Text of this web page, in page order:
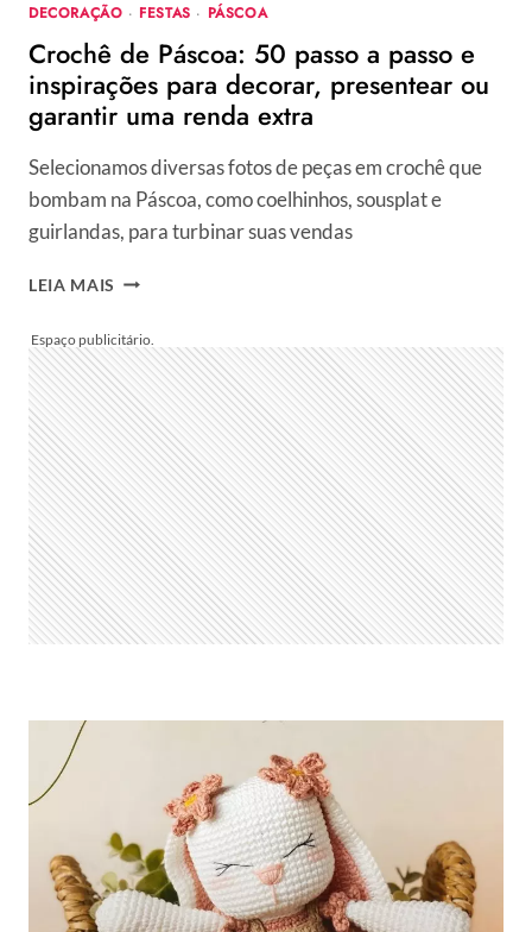
DECORAÇÃO · FESTAS · PÁSCOA
Crochê de Páscoa: 50 passo a passo e
inspirações para decorar, presentear ou
garantir uma renda extra
Selecionamos diversas fotos de peças em crochê que
bombam na Páscoa, como coelhinhos, sousplat e
guirlandas, para turbinar suas vendas
LEIA MAIS CROCHÊ
50
PASSO
A
PASSO
E
INSPIRAÇÕES
PARA
DECORAR,
PRESENTEAR
OU
GARANTIR
UMA